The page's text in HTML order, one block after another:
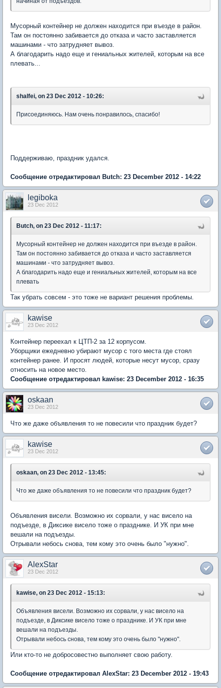
Мусорный контейнер не должен находится при въезде в район.
Там он постоянно забивается до отказа и часто заставляется
машинами - что затрудняет вывоз.
А благодарить надо еще и гениальных жителей, которым на все
плевать...
shalfei, on 23 Dec 2012 - 10:26:
Присоединяюсь. Нам очень понравилось, спасибо!
Поддерживаю, праздник удался.
Сообщение отредактировал Butch: 23 December 2012 - 14:22
legiboka
23 Dec 2012
Butch, on 23 Dec 2012 - 11:17:
Мусорный контейнер не должен находится при въезде в район.
Там он постоянно забивается до отказа и часто заставляется
машинами - что затрудняет вывоз.
А благодарить надо еще и гениальных жителей, которым на все
плевать
Так убрать совсем - это тоже не вариант решения проблемы.
kawise
23 Dec 2012
Контейнер переехал к ЦТП-2 за 12 корпусом.
Уборщики ежедневно убирают мусор с того места где стоял
контейнер ранее. И просят людей, которые несут мусор, сразу
относить на новое место.
Сообщение отредактировал kawise: 23 December 2012 - 16:35
oskaan
23 Dec 2012
Что же даже объявления то не повесили что праздник будет?
kawise
23 Dec 2012
oskaan, on 23 Dec 2012 - 13:45:
Что же даже объявления то не повесили что праздник будет?
Объявления висели. Возможно их сорвали, у нас висело на
подъезде, в Диксике висело тоже о празднике. И УК при мне
вешали на подъезды.
Отрывали небось снова, тем кому это очень было "нужно".
AlexStar
23 Dec 2012
kawise, on 23 Dec 2012 - 15:13:
Объявления висели. Возможно их сорвали, у нас висело на
подъезде, в Диксике висело тоже о празднике. И УК при мне
вешали на подъезды.
Отрывали небось снова, тем кому это очень было "нужно".
Или кто-то не добросовестно выполняет свою работу.
Сообщение отредактировал AlexStar: 23 December 2012 - 19:43